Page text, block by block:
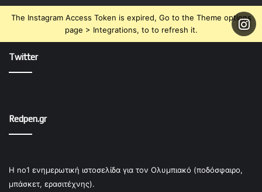
The Instagram Access Token is expired, Go to the Theme options
page > Integrations, to to refresh it.
Twitter
Redpen.gr
Η no1 ενημερωτική ιστοσελίδα για τον Ολυμπιακό (ποδόσφαιρο,
μπάσκετ, ερασιτέχνης).